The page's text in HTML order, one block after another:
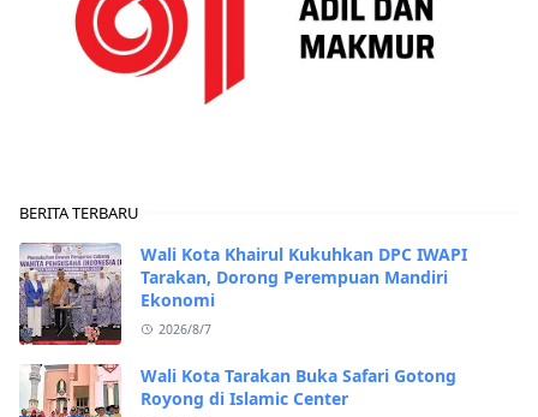
BERITA TERBARU
Wali Kota Khairul Kukuhkan DPC IWAPI
Tarakan, Dorong Perempuan Mandiri
Ekonomi
2026/8/7
Wali Kota Tarakan Buka Safari Gotong
Royong di Islamic Center